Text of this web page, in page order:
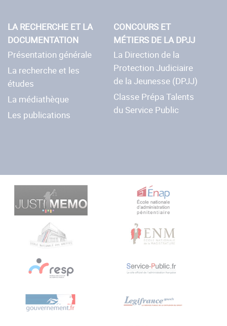
LA RECHERCHE ET LA
DOCUMENTATION
Présentation générale
La recherche et les
études
La médiathèque
Les publications
CONCOURS ET
MÉTIERS DE LA DPJJ
La Direction de la
Protection Judiciaire
de la Jeunesse (DPJJ)
Classe Prépa Talents
du Service Public